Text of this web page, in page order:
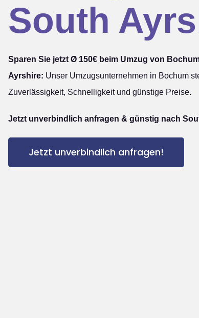
South
Sparen Sie jetzt Ø 150€ beim Umzug von
Ayrshire: Unser Umzugsunternehmen in Bochum
Zuverlässigkeit, Schnelligkeit und günstige Preise.
Jetzt unverbindlich anfragen & günstig nach
Jetzt unverbindlich anfragen!